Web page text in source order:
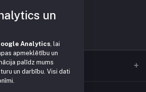
un
Analytics , lai
apmeklētību un
palīdz mums
un darbību. Visi dati